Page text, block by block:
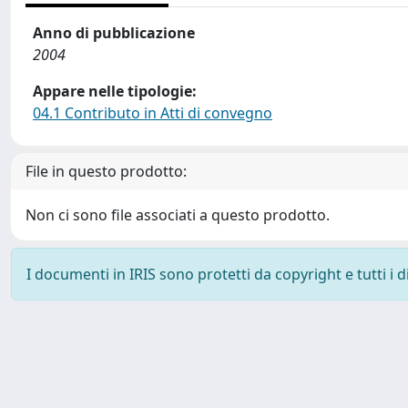
Anno di pubblicazione
2004
Appare nelle tipologie:
04.1 Contributo in Atti di convegno
File in questo prodotto:
Non ci sono file associati a questo prodotto.
I documenti in IRIS sono protetti da copyright e tutti i